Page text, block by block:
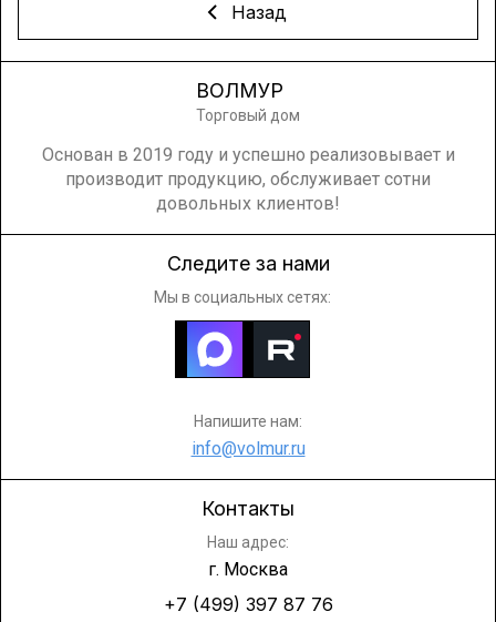
Назад
ВОЛМУР
Торговый дом
Основан в 2019 году и успешно реализовывает и
производит продукцию, обслуживает сотни
довольных клиентов!
Следите за нами
Мы в социальных сетях:
Напишите нам:
info@volmur.ru
Контакты
Наш адрес:
г. Москва
+7 (499) 397 87 76